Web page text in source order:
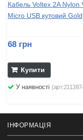
Кабель Voltex 2A Nylon
Micro USB кутовий Gold
68 грн
Купити
У наявності
ІНФОРМАЦІЯ